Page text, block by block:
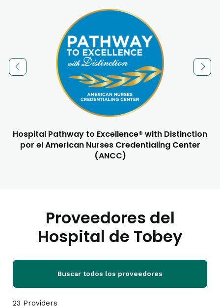
Hospital Pathway to Excellence® with Distinction
por el American Nurses Credentialing Center
(ANCC)
Proveedores del
Hospital de Tobey
Buscar todos los proveedores
23 Providers